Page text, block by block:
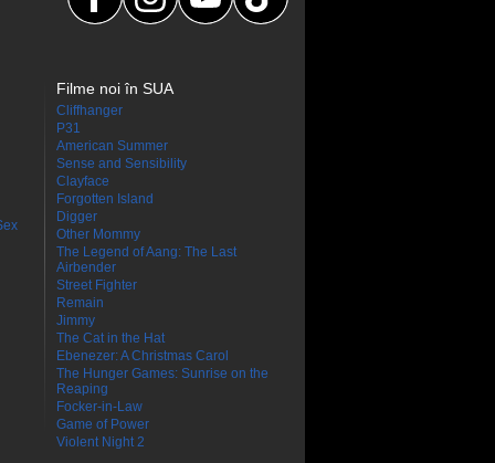
Filme noi în SUA
Cliffhanger
P31
American Summer
Sense and Sensibility
Clayface
Forgotten Island
Digger
Other Mommy
The Legend of Aang: The Last
Airbender
Street Fighter
Remain
Jimmy
The Cat in the Hat
Ebenezer: A Christmas Carol
The Hunger Games: Sunrise on the
Reaping
Focker-in-Law
Game of Power
Violent Night 2